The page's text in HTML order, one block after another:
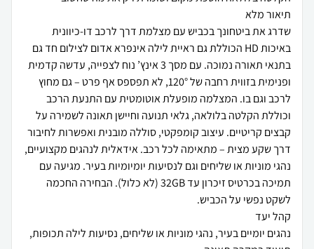
שדרג את ביטחונך בכביש עם מצלמת דרך לרכב דו-כיוונית
באיכות HD הכוללת גם ראיית לילה אינפרא אדום לצילום חד גם
בתנאי תאורה נמוכה. עם מסך 3 אינץ’ נוח לצפייה, עדשה קדמית
ופנימית בזווית רחבה של 120°, לא תפספס אף פרט – גם מחוץ
לרכב וגם בו. המצלמה מופעלת אוטומטית עם התנעת הרכב
וכוללת הקלטה בלולאה, גלאי תנועה וחיישן תאונה לשמירה על
קבצים קריטיים. עיצוב קומפקטי, סוללה מובנית ואפשרות לחיבור
דרך שקע מצית – מתאימה לכל רכב. אידאלית לנהגים מקצועיים,
נהגי מוניות או שליחים וגם לנסיעות יומיומיות בעיר. מגיעה עם
תמיכה בכרטיס זיכרון עד 32GB (לא כלול). הבחירה החכמה
נהגים יומיים בעיר, נהגי מוניות או שליחים, נסיעות לילה תכופות,